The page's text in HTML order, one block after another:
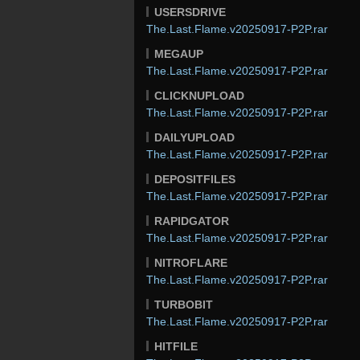
USERSDRIVE
The.Last.Flame.v20250917-P2P.rar
MEGAUP
The.Last.Flame.v20250917-P2P.rar
CLICKNUPLOAD
The.Last.Flame.v20250917-P2P.rar
DAILYUPLOAD
The.Last.Flame.v20250917-P2P.rar
DEPOSITFILES
The.Last.Flame.v20250917-P2P.rar
RAPIDGATOR
The.Last.Flame.v20250917-P2P.rar
NITROFLARE
The.Last.Flame.v20250917-P2P.rar
TURBOBIT
The.Last.Flame.v20250917-P2P.rar
HITFILE